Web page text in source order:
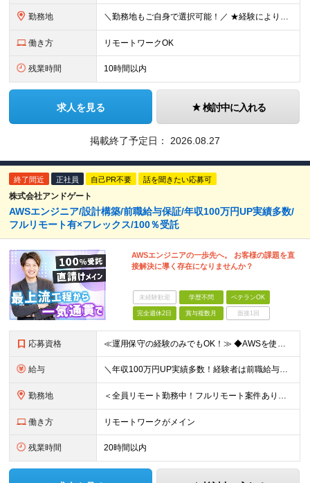
勤務地 ＼勤務地もご自身で選択可能！／ ★経験によりフルリモートも対応いたします！ ★関東への転居を希望する場合は引っ越し補助あり！ 全国からのご応募お待ちしております！ ・首都圏（東京都、神奈川県、埼玉県
働き方 リモートワークOK
残業時間 10時間以内
求人を見る 検討中に入れる
掲載終了予定日： 2026.08.27
終了間近 正社員 自己PR不要 話を聞きたい応募可
株式会社アンドゲート
AWSエンジニア/設計構築/前職給与保証/年収100万円UP実績多数/
フルリモート有×フレックス/100％受託
AWSエンジニアの一歩先へ。 お客様の課題を直
接解決に導く存在になりませんか？
未経験歓迎 学歴不問 ベテランOK
完全週休2日 賞与複数月 面接1回
応募資格 ≪運用保守の経験のみでもOK！≫ ◆AWSを使用したことがある方 ◆学歴不問 【こんな方をお待ちしています！】 ■常に新しい仕組みやテクノロジーを模索したい方 ■AWSを使い倒してスキルアップしたい
給与 ＼年収100万円UP実績多数！経験者は前職給与保証／ ★想定年収400～800万円 ※ご経験・スキル・資格を考慮して決定します 月給29.1万円～＋テレワーク手当2万円＋賞与年2回 ※上記金額には固
勤務地 ＜全員リモート勤務中！フルリモート案件あり＞ 本社：東京都中央区銀座2-14-4 銀座スクエア8F ★リモートができるため、地方在住者も3割ほどいます！ ★フルリモートの場合でも、必要に応じて月
働き方 リモートワークがメイン
残業時間 20時間以内